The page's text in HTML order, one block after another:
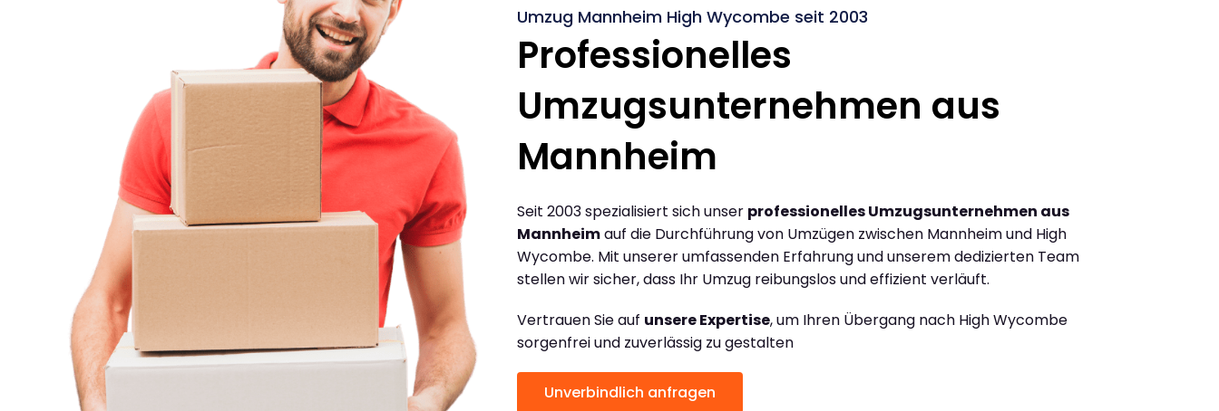
Umzug Mannheim High Wycombe seit 2003
Professionelles
Umzugsunternehmen aus
Mannheim
Seit 2003 spezialisiert sich unser professionelles Umzugsunternehmen aus
Mannheimauf die Durchführung von Umzügen zwischen Mannheim und High
Wycombe. Mit unserer umfassenden Erfahrung und unserem dedizierten Team
stellen wir sicher, dass Ihr Umzug reibungslos und effizient verläuft.
Vertrauen Sie auf unsere Expertise, um Ihren Übergang nach High Wycombe
sorgenfrei und zuverlässig zu gestalten
Unverbindlich anfragen